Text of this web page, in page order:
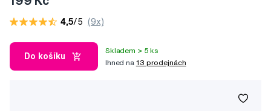
4,5/5 (9x)
Do košíku
Skladem > 5 ks
Ihned na 13 prodejnách